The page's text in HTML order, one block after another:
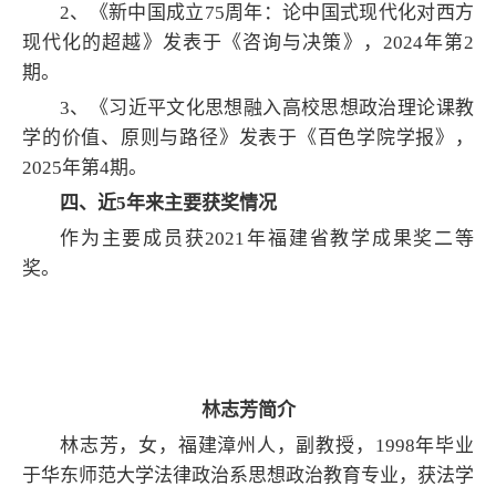
2、《新中国成立75周年：论中国式现代化对西方
现代化的超越》发表于《咨询与决策》，2024年第2
期。
3、《习近平文化思想融入高校思想政治理论课教
学的价值、原则与路径》发表于《百色学院学报》，
2025年第4期。
四、近5年来主要获奖情况
作为主要成员获2021年福建省教学成果奖二等
奖。
林志芳简介
林志芳，女，福建漳州人，副教授，1998年毕业
于华东师范大学法律政治系思想政治教育专业，获法学